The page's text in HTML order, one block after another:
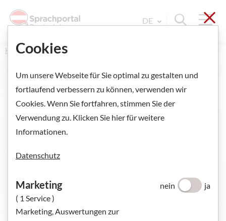
Suche
Sprache Wechseln.
DE
Home
VORSCHAU ANZEIGEN
Cookies
Um unsere Webseite für Sie optimal zu gestalten und
fortlaufend verbessern zu können, verwenden wir
Cookies. Wenn Sie fortfahren, stimmen Sie der
Verwendung zu. Klicken Sie hier für weitere
Informationen.
Datenschutz
Marketing
( 1 Service )
Marketing, Auswertungen zur
nein ja